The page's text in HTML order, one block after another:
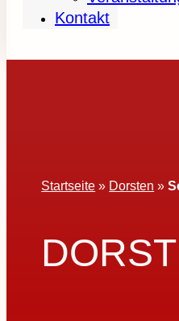
Kontakt
Startseite » Dorsten »